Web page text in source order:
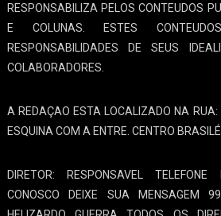
RESPONSABILIZA PELOS CONTEUDOS
E COLUNAS. ESTES
RESPONSABILIDADES DE SEUS
COLABORADORES.
A REDAÇAO ESTA LOCALIZADO NA
ESQUINA COM A ENTRE. CENTRO
DIRETOR: RESPONSAVEL
CONOSCO DEIXE SUA MENSAGEM